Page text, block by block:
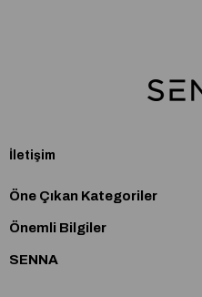
İletişim
Öne Çıkan Kategoriler
Önemli Bilgiler
SENNA